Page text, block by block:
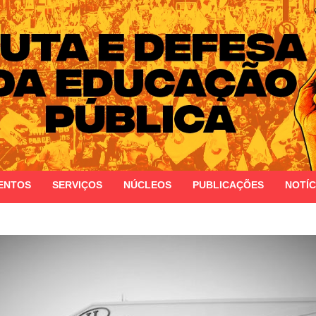
Estado do Rio Grande do Sul
SERVIÇOS NÚCLEOS PUBLICAÇÕES